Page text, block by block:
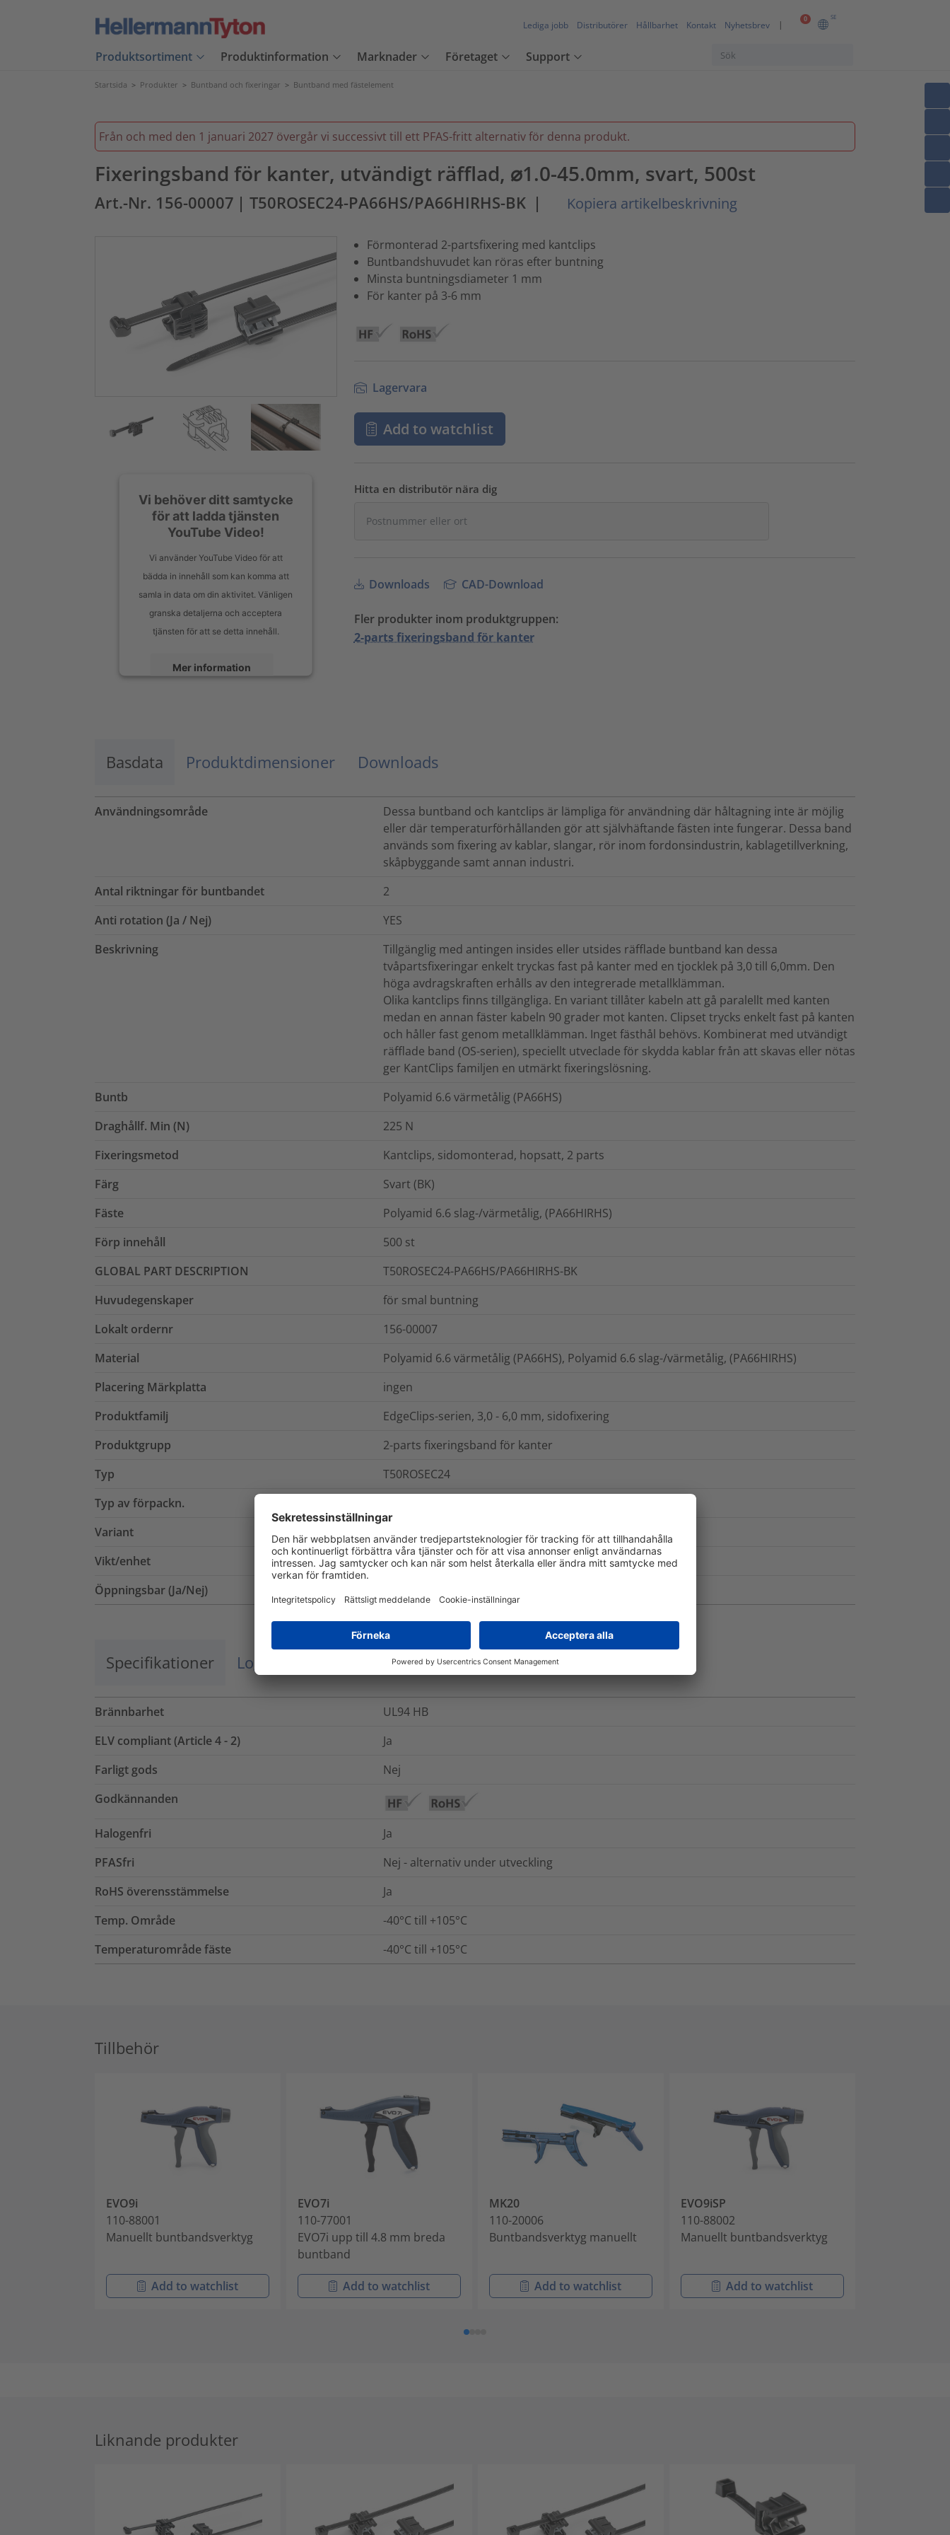
0 SE
Lediga jobb Distributörer Hållbarhet Kontakt Nyhetsbrev
Produktsortiment Produktinformation Marknader Företaget Support
Startsida > Produkter > Buntband och fixeringar > Buntband med fästelement
Från och med den 1 januari 2027 övergår vi successivt till ett PFAS-fritt alternativ för denna produkt.
Fixeringsband för kanter, utvändigt räfflad, ⌀1.0-45.0mm, svart, 500st
Art.-Nr. 156-00007 | T50ROSEC24-PA66HS/PA66HIRHS-BK | Kopiera artikelbeskrivning
Vi behöver ditt samtycke
för att ladda tjänsten
YouTube Video!
Vi använder YouTube Video för att
bädda in innehåll som kan komma att
samla in data om din aktivitet. Vänligen
granska detaljerna och acceptera
tjänsten för att se detta innehåll.
Mer information
Förmonterad 2-partsfixering med kantclips
Buntbandshuvudet kan röras efter buntning
Minsta buntningsdiameter 1 mm
För kanter på 3-6 mm
Lagervara
Add to watchlist
Hitta en distributör nära dig
Downloads CAD-Download
Fler produkter inom produktgruppen:
2-parts fixeringsband för kanter
Basdata Produktdimensioner Downloads
Användningsområde
Dessa buntband och kantclips är lämpliga för användning där håltagning inte är möjlig
eller där temperaturförhållanden gör att självhäftande fästen inte fungerar. Dessa band
används som fixering av kablar, slangar, rör inom fordonsindustrin, kablagetillverkning,
skåpbyggande samt annan industri.
Antal riktningar för buntbandet
2
Anti rotation (Ja / Nej)
YES
Beskrivning
Tillgänglig med antingen insides eller utsides räfflade buntband kan dessa
tvåpartsfixeringar enkelt tryckas fast på kanter med en tjocklek på 3,0 till 6,0mm. Den
höga avdragskraften erhålls av den integrerade metallklämman.
Olika kantclips finns tillgängliga. En variant tillåter kabeln att gå paralellt med kanten
medan en annan fäster kabeln 90 grader mot kanten. Clipset trycks enkelt fast på kanten
och håller fast genom metallklämman. Inget fästhål behövs. Kombinerat med utvändigt
räfflade band (OS-serien), speciellt utveclade för skydda kablar från att skavas eller nötas
ger KantClips familjen en utmärkt fixeringslösning.
Buntb
Polyamid 6.6 värmetålig (PA66HS)
Draghållf. Min (N)
225 N
Fixeringsmetod
Kantclips, sidomonterad, hopsatt, 2 parts
Färg
Svart (BK)
Fäste
Polyamid 6.6 slag-/värmetålig, (PA66HIRHS)
Förp innehåll
500 st
GLOBAL PART DESCRIPTION
T50ROSEC24-PA66HS/PA66HIRHS-BK
Huvudegenskaper
för smal buntning
Lokalt ordernr
156-00007
Material
Polyamid 6.6 värmetålig (PA66HS), Polyamid 6.6 slag-/värmetålig, (PA66HIRHS)
Placering Märkplatta
ingen
Produktfamilj
EdgeClips-serien, 3,0 - 6,0 mm, sidofixering
Produktgrupp
2-parts fixeringsband för kanter
Typ
T50ROSEC24
Typ av förpackn.
Variant
Utvändigt räfflad
Vikt/enhet
0.003409 kg
Öppningsbar (Ja/Nej)
Specifikationer Logistik och Förpackning Mer information
Brännbarhet
UL94 HB
ELV compliant (Article 4 - 2)
Ja
Farligt gods
Nej
Godkännanden
Halogenfri
Ja
PFASfri
Nej - alternativ under utveckling
RoHS överensstämmelse
Ja
Temp. Område
-40°C till +105°C
Temperaturområde fäste
-40°C till +105°C
Tillbehör
EVO9i
110-88001
Manuellt buntbandsverktyg
Add to watchlist
EVO7i
110-77001
EVO7i upp till 4.8 mm breda
buntband
Add to watchlist
MK20
110-20006
Buntbandsverktyg manuellt
Add to watchlist
EVO9iSP
110-88002
Manuellt buntbandsverktyg
Add to watchlist
Liknande produkter